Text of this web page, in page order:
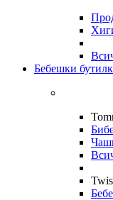
Бебешки